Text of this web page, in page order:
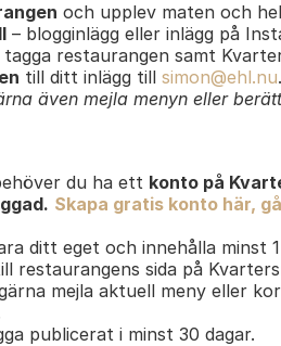
och upplev maten och
– blogginlägg eller inlägg på
restaurangen samt
till ditt inlägg till simon@ehl.nu.
även mejla menyn eller
du ha ett konto på
Skapa gratis konto här,
ditt eget och innehålla minst
restaurangens sida på
mejla aktuell meny eller
publicerat i minst 30 dagar.